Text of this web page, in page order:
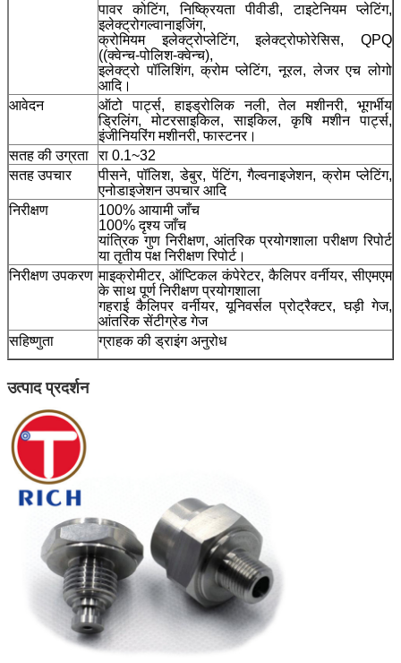
पावर कोटिंग, निष्क्रियता पीवीडी, टाइटेनियम प्लेटिंग,
इलेक्ट्रोगल्वानाइजिंग,
क्रोमियम इलेक्ट्रोप्लेटिंग, इलेक्ट्रोफोरेसिस, QPQ
((क्वेन्च-पोलिश-क्वेन्च),
इलेक्ट्रो पॉलिशिंग, क्रोम प्लेटिंग, नूरल, लेजर एच लोगो
आदि।
आवेदन
ऑटो पार्ट्स, हाइड्रोलिक नली, तेल मशीनरी, भूगर्भीय
ड्रिलिंग, मोटरसाइकिल, साइकिल, कृषि मशीन पार्ट्स,
इंजीनियरिंग मशीनरी, फास्टनर।
सतह की उग्रता
रा 0.1~32
सतह उपचार
पीसने, पॉलिश, डेबुर, पेंटिंग, गैल्वनाइजेशन, क्रोम प्लेटिंग,
एनोडाइजेशन उपचार आदि
निरीक्षण
100% आयामी जाँच
100% दृश्य जाँच
यांत्रिक गुण निरीक्षण, आंतरिक प्रयोगशाला परीक्षण रिपोर्ट
या तृतीय पक्ष निरीक्षण रिपोर्ट।
निरीक्षण उपकरण माइक्रोमीटर, ऑप्टिकल कंपेरेटर, कैलिपर वर्नीयर, सीएमएम
के साथ पूर्ण निरीक्षण प्रयोगशाला
गहराई कैलिपर वर्नीयर, यूनिवर्सल प्रोट्रैक्टर, घड़ी गेज,
आंतरिक सेंटीग्रेड गेज
सहिष्णुता
ग्राहक की ड्राइंग अनुरोध
उत्पाद प्रदर्शन